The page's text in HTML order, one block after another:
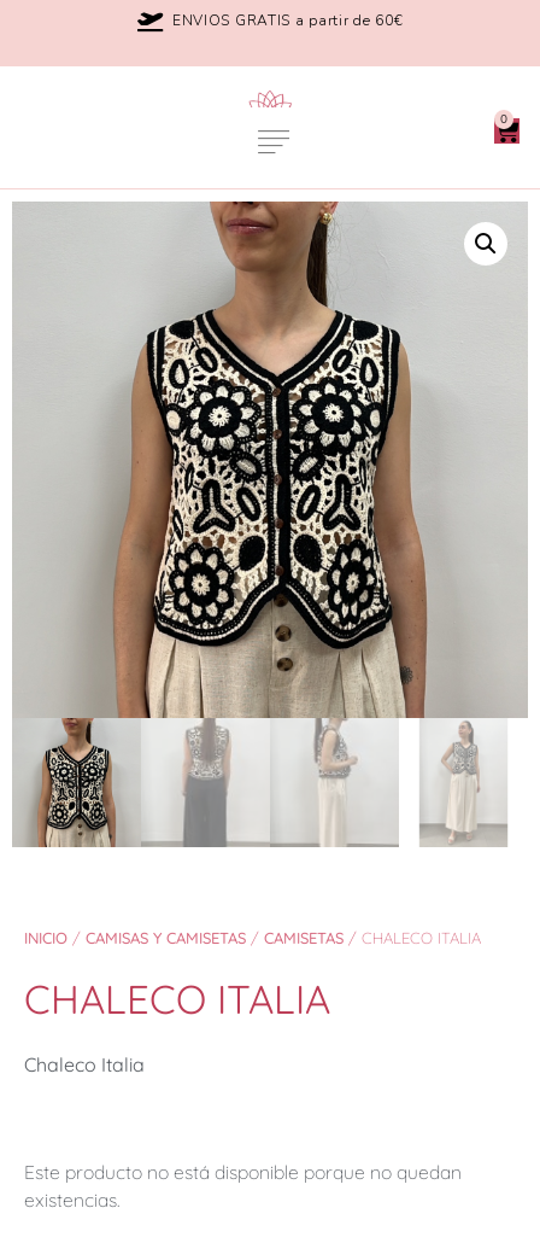
ENVIOS GRATIS a partir de 60€
0
INICIO / CAMISAS Y CAMISETAS / CAMISETAS / CHALECO ITALIA
CHALECO ITALIA
Chaleco Italia
Este producto no está disponible porque no quedan
existencias.